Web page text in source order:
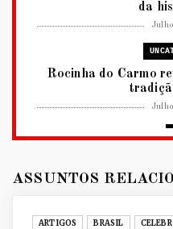
da
Rocinha do Carmo
BRASÍLIA COM
ASSUNTOS
ARTIGOS BRASIL